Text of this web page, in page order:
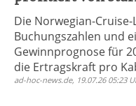
Die Norwegian-
Buchungszahlen und
Gewinnprognose für
die Ertragskraft pro
ad-hoc-news.de, 19.07.26 05:23